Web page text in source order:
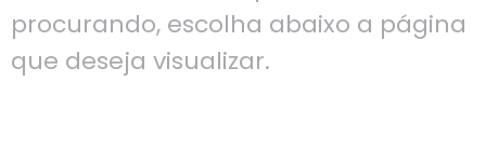
procurando, escolha abaixo a página
que deseja visualizar.